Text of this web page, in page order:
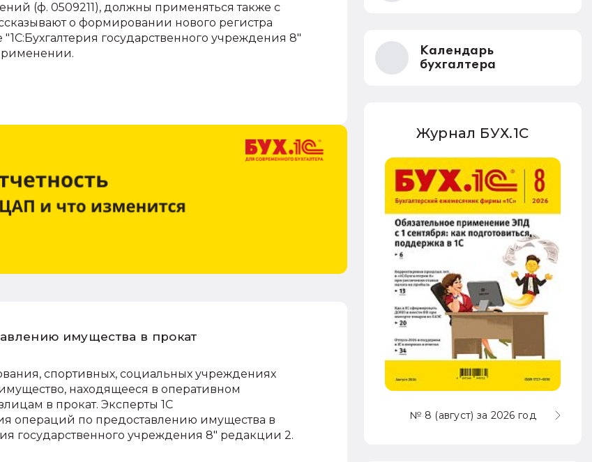
(ф. 0509211), должны применяться также с
о формировании нового регистра
"1С:Бухгалтерия государственного учреждения 8"
имущества в прокат
спортивных, социальных учреждениях
находящееся в оперативном
в прокат. Эксперты 1С
операций по предоставлению имущества в
государственного учреждения 8" редакции 2.
Календарь
бухгалтера
Журнал БУХ.1С
№ 8 (август) за 2026 год